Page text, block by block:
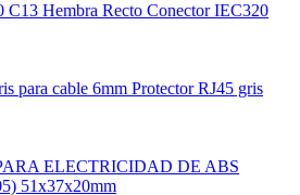
Conector IEC320
Protector RJ45 gris